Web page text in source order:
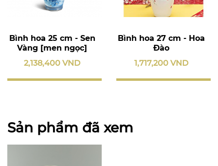
Bình hoa 25 cm - Sen
Vàng [men ngọc]
2,138,400 VND
Bình hoa 27 cm - Hoa
Đào
1,717,200 VND
Sản phẩm đã xem